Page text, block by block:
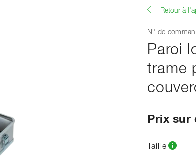
Retour à
N° de
Paroi
trame
Prix sur
Taille